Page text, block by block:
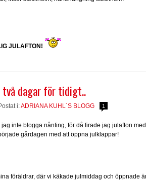
JULAFTON!
dagar för tidigt..
i:ADRIANA KUHL´S BLOGG 1
inte blogga nånting, för då firade jag julafton
gårdagen med att öppna julklappar!
föräldrar, där vi käkade julmiddag och öppnade